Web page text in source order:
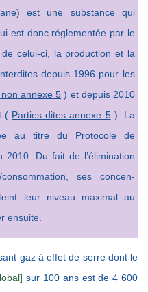
est une substance qui
est donc réglementée par le
celui-ci, la production et la
depuis 1996 pour les
annexe 5 ) et depuis 2010
( Parties dites annexe 5 ). La
au titre du Protocole de
Du fait de l’élimination
ses concen-
leur niveau maximal au
ensuite.
gaz à effet de serre dont le
sur 100 ans est de 4 600